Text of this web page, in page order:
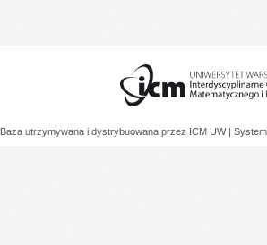
Baza utrzymywana i dystrybuowana przez ICM UW |